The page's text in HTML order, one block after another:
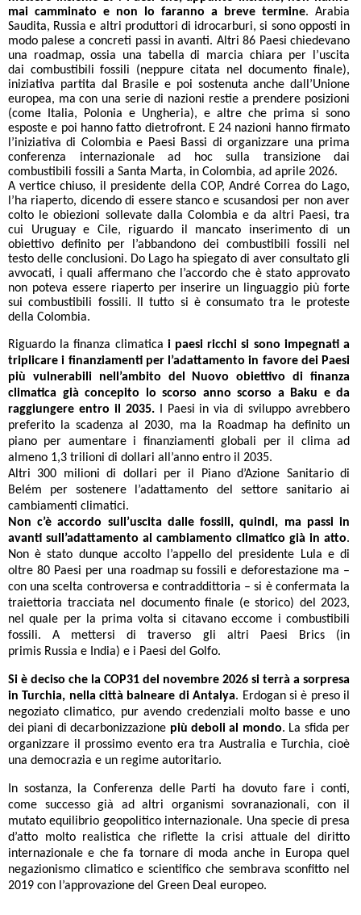
mai camminato e non lo faranno a breve termine. Arabia
Saudita, Russia e altri produttori di idrocarburi, si sono opposti in
modo palese a concreti passi in avanti. Altri 86 Paesi chiedevano
una roadmap, ossia una tabella di marcia chiara per l’uscita
dai combustibili fossili (neppure citata nel documento finale),
iniziativa partita dal Brasile e poi sostenuta anche dall’Unione
europea, ma con una serie di nazioni restie a prendere posizioni
(come Italia, Polonia e Ungheria), e altre che prima si sono
esposte e poi hanno fatto dietrofront. E 24 nazioni hanno firmato
l’iniziativa di Colombia e Paesi Bassi di organizzare una prima
conferenza internazionale ad hoc sulla transizione dai
combustibili fossili a Santa Marta, in Colombia, ad aprile 2026.
A vertice chiuso, il presidente della COP, André Correa do Lago,
l’ha riaperto, dicendo di essere stanco e scusandosi per non aver
colto le obiezioni sollevate dalla Colombia e da altri Paesi, tra
cui Uruguay e Cile, riguardo il mancato inserimento di un
obiettivo definito per l’abbandono dei combustibili fossili nel
testo delle conclusioni. Do Lago ha spiegato di aver consultato gli
avvocati, i quali affermano che l’accordo che è stato approvato
non poteva essere riaperto per inserire un linguaggio più forte
sui combustibili fossili. Il tutto si è consumato tra le proteste
della Colombia.
Riguardo la finanza climatica i paesi ricchi si sono impegnati a
triplicare i finanziamenti per l’adattamento in favore dei Paesi
più vulnerabili nell’ambito del Nuovo obiettivo di finanza
climatica già concepito lo scorso anno scorso a Baku e da
raggiungere entro il 2035.I Paesi in via di sviluppo avrebbero
preferito la scadenza al 2030, ma la Roadmap ha definito un
piano per aumentare i finanziamenti globali per il clima ad
almeno 1,3 trilioni di dollari all’anno entro il 2035.
Altri 300 milioni di dollari per il Piano d’Azione Sanitario di
Belém per sostenere l’adattamento del settore sanitario ai
cambiamenti climatici.
Non c’è accordo sull’uscita dalle fossili, quindi, ma passi in
avanti sull’adattamento al cambiamento climatico già in atto.
Non è stato dunque accolto l’appello del presidente Lula e di
oltre 80 Paesi per una roadmap su fossili e deforestazione ma –
con una scelta controversa e contraddittoria – si è confermata la
traiettoria tracciata nel documento finale (e storico) del 2023,
nel quale per la prima volta si citavano eccome i combustibili
fossili. A mettersi di traverso gli altri Paesi Brics (in
primis Russia e India) e i Paesi del Golfo.
Si è deciso che la COP31 del novembre 2026 si terrà a sorpresa
in Turchia, nella città balneare di Antalya. Erdogan si è preso il
negoziato climatico, pur avendo credenziali molto basse e uno
dei piani di decarbonizzazione più deboli al mondo. La sfida per
organizzare il prossimo evento era tra Australia e Turchia, cioè
una democrazia e un regime autoritario.
In sostanza, la Conferenza delle Parti ha dovuto fare i conti,
come successo già ad altri organismi sovranazionali, con il
mutato equilibrio geopolitico internazionale. Una specie di presa
d’atto molto realistica che riflette la crisi attuale del diritto
internazionale e che fa tornare di moda anche in Europa quel
negazionismo climatico e scientifico che sembrava sconfitto nel
2019 con l’approvazione del Green Deal europeo.